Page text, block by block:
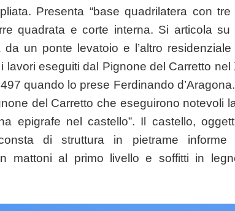
Presenta “base quadrilatera con tre
quadrata e corte interna. Si articola su
un ponte levatoio e l’altro residenziale
eseguiti dal Pignone del Carretto nel
quando lo prese Ferdinando
del Carretto che eseguirono notevoli
epigrafe nel castello”. Il castello,
di struttura in pietrame informe
mattoni al primo livello e soffitti in